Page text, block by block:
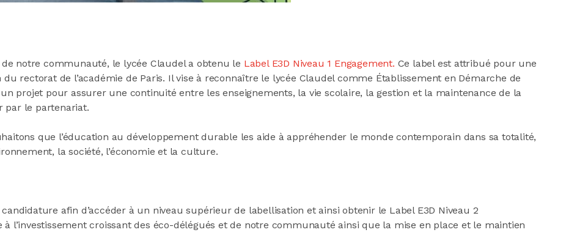
notre communauté, le lycée Claudel a obtenu le Label E3D Niveau 1 Engagement. Ce label est attribué pour une
rectorat de l’académie de Paris. Il vise à reconnaître le lycée Claudel comme Établissement en Démarche de
projet pour assurer une continuité entre les enseignements, la vie scolaire, la gestion et la maintenance de la
par le partenariat.
que l’éducation au développement durable les aide à appréhender le monde contemporain dans sa totalité,
la société, l’économie et la culture.
afin d’accéder à un niveau supérieur de labellisation et ainsi obtenir le Label E3D Niveau 2
l’investissement croissant des éco-délégués et de notre communauté ainsi que la mise en place et le maintien